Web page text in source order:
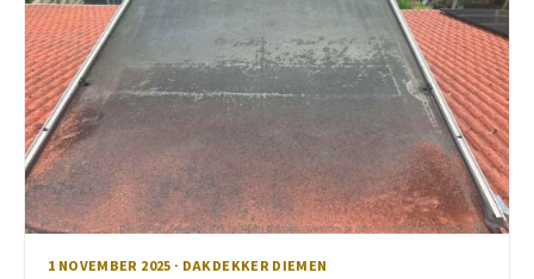
1 NOVEMBER 2025 · DAKDEKKER DIEMEN